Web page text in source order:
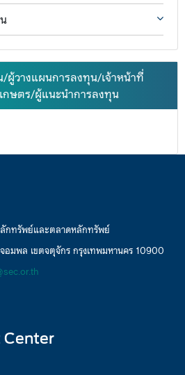
ผู้วางแผนการลงทุน/เจ้าหน้าที่
กษตร/ผู้แนะนำการลงทุน
กทรัพย์และตลาดหลักทรัพย์
มพล เขตจตุจักร กรุงเทพมหานคร 10900